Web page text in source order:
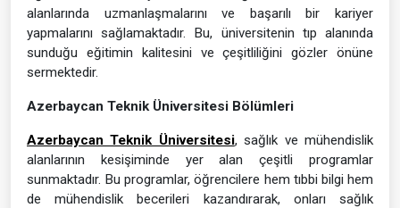
alanlarında uzmanlaşmalarını ve başarılı bir kariyer
yapmalarını sağlamaktadır. Bu, üniversitenin tıp alanında
sunduğu eğitimin kalitesini ve çeşitliliğini gözler önüne
sermektedir.
Azerbaycan Teknik Üniversitesi Bölümleri
Azerbaycan Teknik Üniversitesi, sağlık ve mühendislik
alanlarının kesişiminde yer alan çeşitli programlar
sunmaktadır. Bu programlar, öğrencilere hem tıbbi bilgi hem
de mühendislik becerileri kazandırarak, onları sağlık